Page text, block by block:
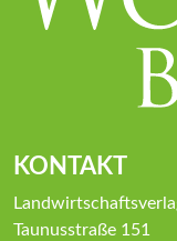
KONTAKT
Taunusstraße 151